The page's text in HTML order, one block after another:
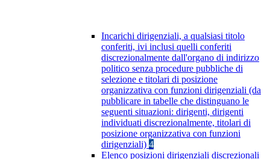
Incarichi dirigenziali, a qualsiasi titolo
conferiti, ivi inclusi quelli conferiti
discrezionalmente dall'organo di indirizzo
politico senza procedure pubbliche di
selezione e titolari di posizione
organizzativa con funzioni dirigenziali (da
pubblicare in tabelle che distinguano le
seguenti situazioni: dirigenti, dirigenti
individuati discrezionalmente, titolari di
posizione organizzativa con funzioni
dirigenziali) 4
Elenco posizioni dirigenziali discrezionali